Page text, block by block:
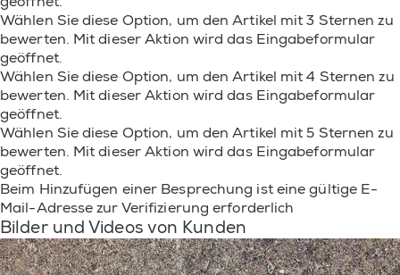
Wählen Sie diese Option, um den Artikel mit 3 Sternen zu
bewerten. Mit dieser Aktion wird das Eingabeformular
geöffnet.
Wählen Sie diese Option, um den Artikel mit 4 Sternen zu
bewerten. Mit dieser Aktion wird das Eingabeformular
geöffnet.
Wählen Sie diese Option, um den Artikel mit 5 Sternen zu
bewerten. Mit dieser Aktion wird das Eingabeformular
geöffnet.
Beim Hinzufügen einer Besprechung ist eine gültige E-
Mail-Adresse zur Verifizierung erforderlich
Bilder und Videos von Kunden